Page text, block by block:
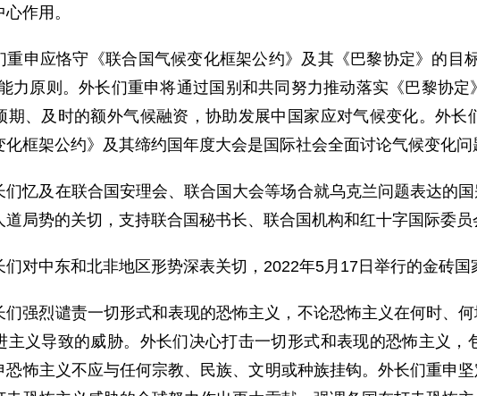
作用。
重申应恪守《联合国气候变化框架公约》及其《巴黎协定》的目
力原则。外长们重申将通过国别和共同努力推动落实《巴黎协
期、及时的额外气候融资，协助发展中国家应对气候变化。外
化框架公约》及其缔约国年度大会是国际社会全面讨论气候变化问
们忆及在联合国安理会、联合国大会等场合就乌克兰问题表达的
局势的关切，支持联合国秘书长、联合国机构和红十字国际委
们对中东和北非地区形势深表关切，2022年5月17日举行的金砖国
们强烈谴责一切形式和表现的恐怖主义，不论恐怖主义在何时、
主义导致的威胁。外长们决心打击一切形式和表现的恐怖主义
恐怖主义不应与任何宗教、民族、文明或种族挂钩。外长们重申